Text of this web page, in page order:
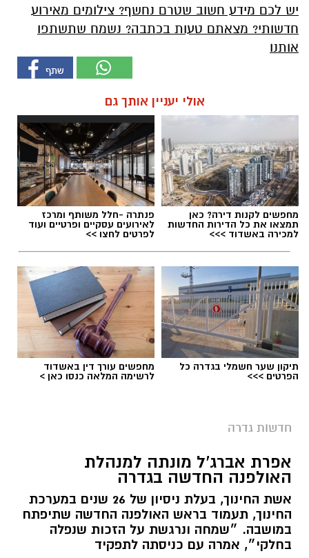
יש לכם מידע חשוב שטרם נחשף? צילומים מאירוע
חדשותי? מצאתם טעות בכתבה? נשמח שתשתפו
אותנו
אולי יעניין אותך גם
מחפשים לקנות דירה? כאן
תמצאו את כל הדירות החדשות
למכירה באשדוד >>>
פנתרה -חלל משותף ומרכז
לאירועים עסקיים ופרטיים ועוד
לפרטים לחצו >>
תיקון שער חשמלי בגדרה כל
הפרטים >>>
מחפשים עורך דין באשדוד
לרשימה המלאה כנסו כאן >
חדשות גדרה
אפרת אברג’ל מונתה למנהלת
האולפנה החדשה בגדרה
אשת החינוך, בעלת ניסיון של 26 שנים במערכת
החינוך, תעמוד בראש האולפנה החדשה שתיפתח
במושבה. ״שמחה ונרגשת על הזכות שנפלה
בחלקי״, אמרה עם כניסתה לתפקיד